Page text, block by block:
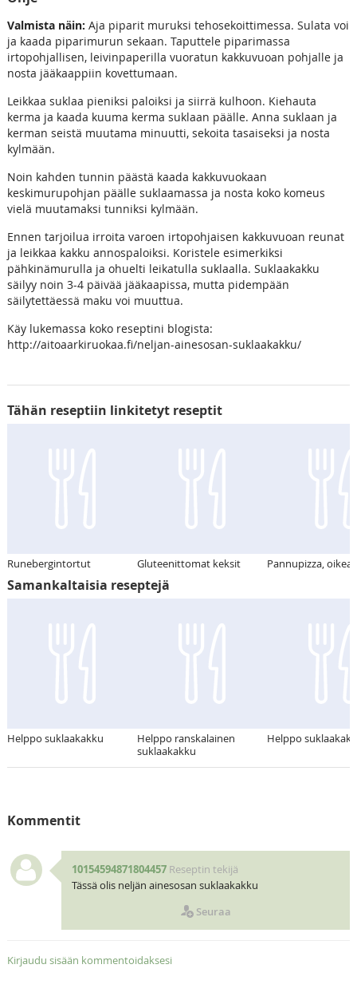
Valmista näin: Aja piparit muruksi tehosekoittimessa. Sulata voi
ja kaada piparimurun sekaan. Taputtele piparimassa
irtopohjallisen, leivinpaperilla vuoratun kakkuvuoan pohjalle ja
nosta jääkaappiin kovettumaan.
Leikkaa suklaa pieniksi paloiksi ja siirrä kulhoon. Kiehauta
kerma ja kaada kuuma kerma suklaan päälle. Anna suklaan ja
kerman seistä muutama minuutti, sekoita tasaiseksi ja nosta
kylmään.
Noin kahden tunnin päästä kaada kakkuvuokaan
keskimurupohjan päälle suklaamassa ja nosta koko komeus
vielä muutamaksi tunniksi kylmään.
Ennen tarjoilua irroita varoen irtopohjaisen kakkuvuoan reunat
ja leikkaa kakku annospaloiksi. Koristele esimerkiksi
pähkinämurulla ja ohuelti leikatulla suklaalla. Suklaakakku
säilyy noin 3-4 päivää jääkaapissa, mutta pidempään
säilytettäessä maku voi muuttua.
Käy lukemassa koko reseptini blogista:
http://aitoaarkiruokaa.fi/neljan-ainesosan-suklaakakku/
Tähän reseptiin linkitetyt reseptit
Runebergintortut Gluteenittomat keksit Pannupizza,
Samankaltaisia reseptejä
Helppo suklaakakku
Helppo ranskalainen
suklaakakku
Helppo
Kommentit
10154594871804457 Reseptin tekijä
Tässä olis neljän ainesosan suklaakakku
Seuraa
Kirjaudu sisään kommentoidaksesi